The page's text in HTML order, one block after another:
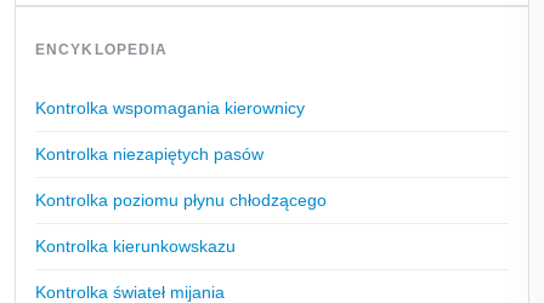
ENCYKLOPEDIA
Kontrolka wspomagania kierownicy
Kontrolka niezapiętych pasów
Kontrolka poziomu płynu chłodzącego
Kontrolka kierunkowskazu
Kontrolka świateł mijania